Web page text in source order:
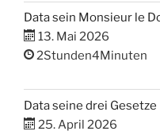
Data sein Monsieur le
13. Mai 2026
2Stunden4Minuten
Data seine drei Gesetze
25. April 2026